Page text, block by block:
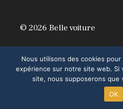
© 2026 Belle voiture
Politique de confidentialité
Conditions générales
Nous utilisons des cookies
expérience sur notre site web. Si
site, nous supposerons que
OK